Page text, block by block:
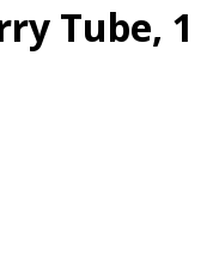
Tube, 1